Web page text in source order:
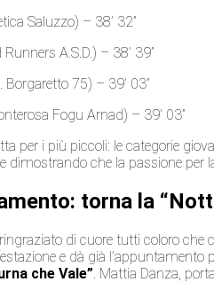
Saluzzo) – 38’ 32”
A.S.D.) – 38’ 39”
Borgaretto 75) – 39’ 03”
Fogu Arnad) – 39’ 03”
per i più piccoli: le categorie
dimostrando che la passione per
torna la
di cuore tutti coloro
e dà già l’appuntamento
che Vale” . Mattia Danza,